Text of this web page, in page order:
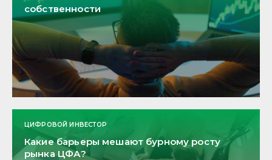
собственности
ЦИФРОВОЙ ИНВЕСТОР
Какие барьеры мешают бурному росту
рынка ЦФА?